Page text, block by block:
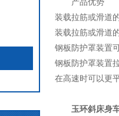
装载拉筋或滑道
装载拉筋或滑道
钢板防护罩装置
钢板防护罩装置
在高速时可以更
玉环斜床身